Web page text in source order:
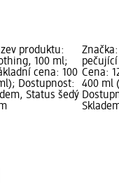
produktu:
100 ml;
cena: 100
Dostupnost:
Status šedý
Cena:
400 ml